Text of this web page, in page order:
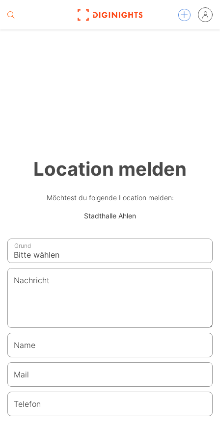
Location melden
Möchtest du folgende Location melden:
Stadthalle Ahlen
Grund
Nachricht
Name
Mail
Telefon